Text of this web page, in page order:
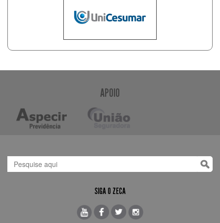
APOIO
SIGA O ZECA